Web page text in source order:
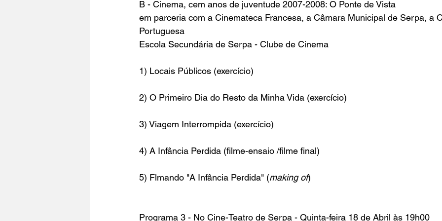
B - Cinema, cem anos de juventude 2007-2008: O Ponte de Vista
em parceria com a Cinemateca Francesa, a Câmara Municipal de Serpa, a
Portuguesa
Escola Secundária de Serpa - Clube de Cinema
1) Locais Públicos (exercício)
2) O Primeiro Dia do Resto da Minha Vida (exercício)
3) Viagem Interrompida (exercício)
4) A Infância Perdida (filme-ensaio /filme final)
5) Flmando "A Infância Perdida" (making of)
Programa 3 - No Cine-Teatro de Serpa - Quinta-feira 18 de Abril às 19h00